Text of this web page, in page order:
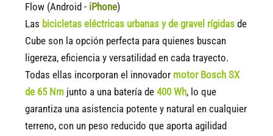
Flow (Android - iPhone)
Las bicicletas eléctricas urbanas y de gravel rígidas de
Cube son la opción perfecta para quienes buscan
ligereza, eficiencia y versatilidad en cada trayecto.
Todas ellas incorporan el innovador motor Bosch SX
de 65 Nm junto a una batería de400 Wh, lo que
garantiza una asistencia potente y natural en cualquier
terreno, con un peso reducido que aporta agilidad